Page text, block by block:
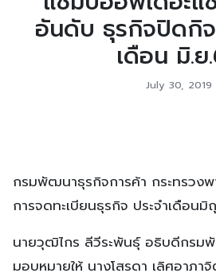
อันดับ ธุรกิจปิดกิ
เดือน มิ.ย
July 30, 2019
กรมพัฒนาธุรกิจการค้า กระทรวง
การจดทะเบียนธุรกิจ ประจำเดือน
นายวุฒิไกร ลีวีระพันธุ์ อธิบดีกรม
มอบหมายให้ นางโสรดา เลิศอาภ